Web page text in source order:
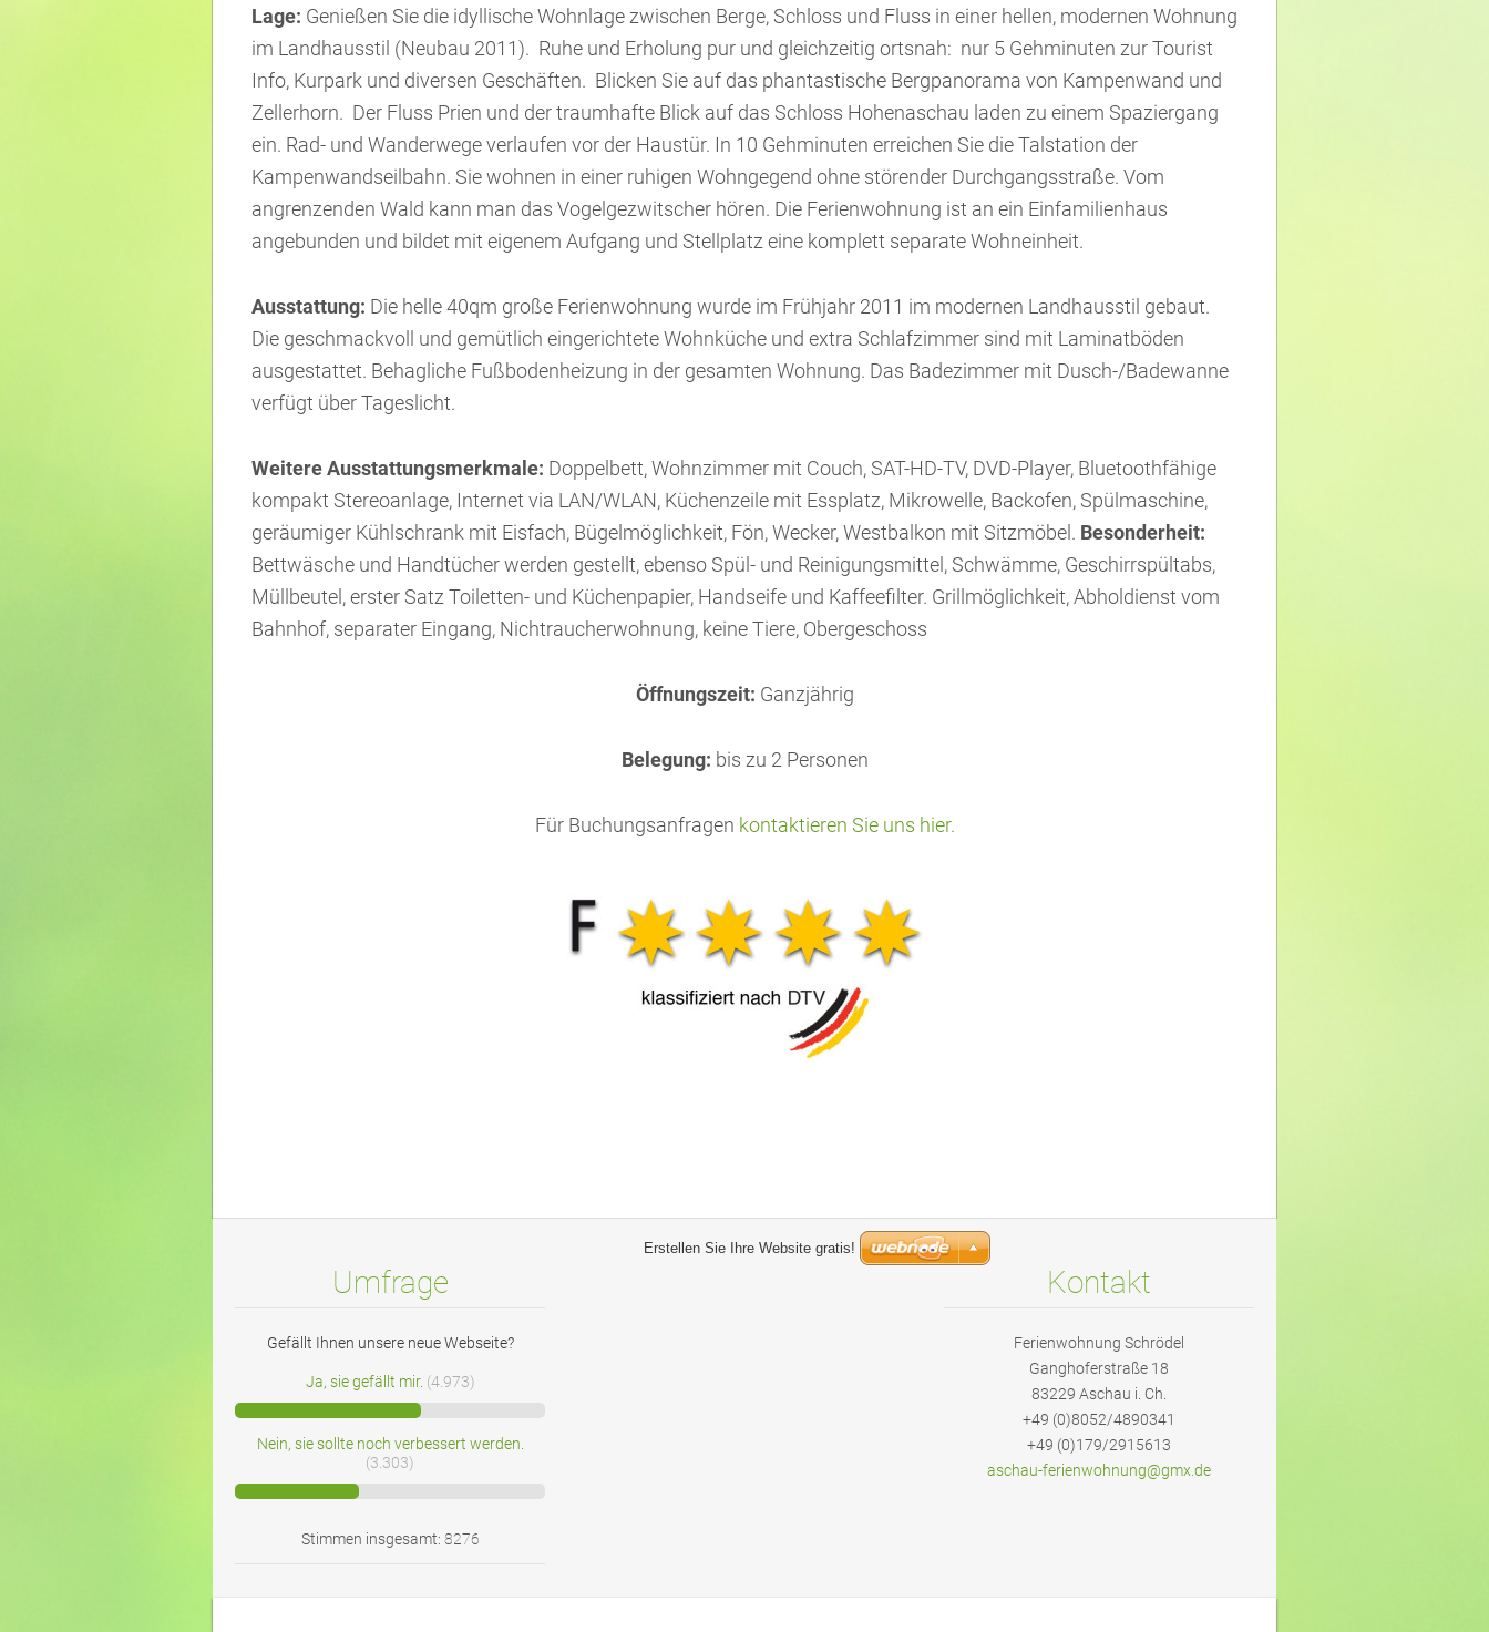
Lage: Genießen Sie die idyllische Wohnlage zwischen Berge, Schloss und Fluss in einer hellen, modernen Wohnung
im Landhausstil (Neubau 2011). Ruhe und Erholung pur und gleichzeitig ortsnah: nur 5 Gehminuten zur Tourist
Info, Kurpark und diversen Geschäften. Blicken Sie auf das phantastische Bergpanorama von Kampenwand und
Zellerhorn. Der Fluss Prien und der traumhafte Blick auf das Schloss Hohenaschau laden zu einem Spaziergang
ein. Rad- und Wanderwege verlaufen vor der Haustür. In 10 Gehminuten erreichen Sie die Talstation der
Kampenwandseilbahn. Sie wohnen in einer ruhigen Wohngegend ohne störender Durchgangsstraße. Vom
angrenzenden Wald kann man das Vogelgezwitscher hören. Die Ferienwohnung ist an ein Einfamilienhaus
angebunden und bildet mit eigenem Aufgang und Stellplatz eine komplett separate Wohneinheit.
Ausstattung: Die helle 40qm große Ferienwohnung wurde im Frühjahr 2011 im modernen Landhausstil gebaut.
Die geschmackvoll und gemütlich eingerichtete Wohnküche und extra Schlafzimmer sind mit Laminatböden
ausgestattet. Behagliche Fußbodenheizung in der gesamten Wohnung. Das Badezimmer mit Dusch-/Badewanne
verfügt über Tageslicht.
Weitere Ausstattungsmerkmale: Doppelbett, Wohnzimmer mit Couch, SAT-HD-TV, DVD-Player, Bluetoothfähige
kompakt Stereoanlage, Internet via LAN/WLAN, Küchenzeile mit Essplatz, Mikrowelle, Backofen, Spülmaschine,
geräumiger Kühlschrank mit Eisfach, Bügelmöglichkeit, Fön, Wecker, Westbalkon mit Sitzmöbel. Besonderheit:
Bettwäsche und Handtücher werden gestellt, ebenso Spül- und Reinigungsmittel, Schwämme, Geschirrspültabs,
Müllbeutel, erster Satz Toiletten- und Küchenpapier, Handseife und Kaffeefilter. Grillmöglichkeit, Abholdienst vom
Bahnhof, separater Eingang, Nichtraucherwohnung, keine Tiere, Obergeschoss
Öffnungszeit: Ganzjährig
Belegung: bis zu 2 Personen
Für Buchungsanfragen kontaktieren Sie uns hier.
Umfrage
Gefällt Ihnen unsere neue Webseite?
Ja, sie gefällt mir. (4.973)
Nein, sie sollte noch verbessert werden.
(3.303)
Stimmen insgesamt: 8276
Kontakt
Ferienwohnung Schrödel
Ganghoferstraße 18
83229 Aschau i. Ch.
+49 (0)8052/4890341
+49 (0)179/2915613
aschau-ferienwohnung@gmx .de